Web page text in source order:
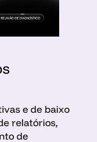
e de baixo
relatórios,
de